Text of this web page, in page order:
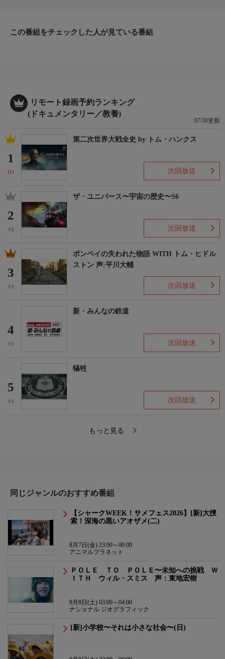
る。
取り巻く状況が厳しさを増していく中、２回の長距離哨戒中に士
官たちとの対立が深刻化したクッシュは、ついに部下の告発で軍
この番組をチェックした人が見ている番組
リモート録画予約ランキング
(ドキュメンタリー／教養)
07/30更新
1
(1)
第二次世界大戦全史 by トム・ハンクス
次回放送
2
(-)
ザ・ユニバース〜宇宙の歴史〜S6
次回放送
3
(-)
ポンペイの失われた物語 WITH トム・ヒドル
ストン 声:平川大輔
次回放送
4
(-)
新・みんなの鉄道
次回放送
5
(-)
犠牲
次回放送
もっと見る
同じジャンルのおすすめ番組
【シャークWEEK！サメフェス2026】[新]大捜
索！深海の黒いアオザメ(二)
8月7日(金) 23:00～00:00
アニマルプラネット
ＰＯＬＥ ＴＯ ＰＯＬＥ〜未知への挑戦 Ｗ
ＩＴＨ ウィル・スミス 声：東地宏樹
8月8日(土) 03:00～04:00
ナショナル ジオグラフィック
[新]小学校〜それは小さな社会〜(日)